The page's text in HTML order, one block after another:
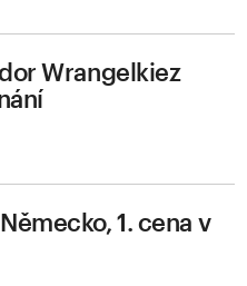
Wrangelkiez
1. cena v